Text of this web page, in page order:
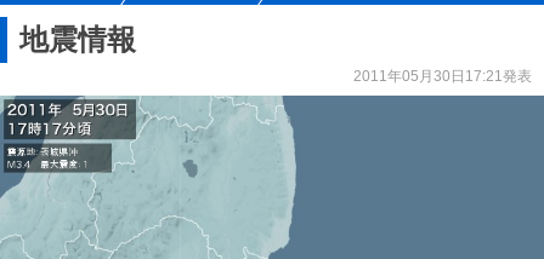
地震情報
2011年05月30日17:21発表